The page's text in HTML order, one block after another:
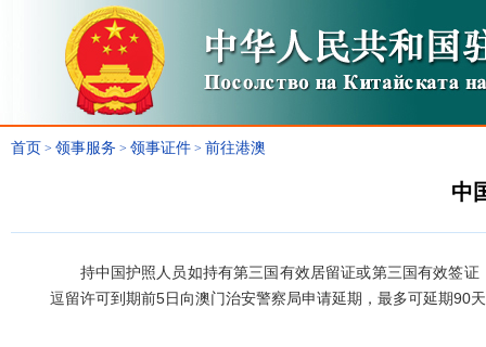
首页 > 领事服务 > 领事证件 > 前往港澳
中
持中国护照人员如持有第三国有效居留证或第三国有效签
逗留许可到期前5日向澳门治安警察局申请延期，最多可延期90